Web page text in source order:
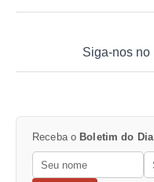
Siga-nos no
Receba o Boletim do Dia